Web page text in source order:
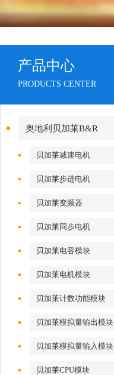
产品中心
PRODUCTS CENTER
奥地利贝加莱B&R
贝加莱减速电机
贝加莱步进电机
贝加莱变频器
贝加莱同步电机
贝加莱电容模块
贝加莱电机模块
贝加莱计数功能模块
贝加莱模拟量输出模块
贝加莱模拟量输入模块
贝加莱CPU模块